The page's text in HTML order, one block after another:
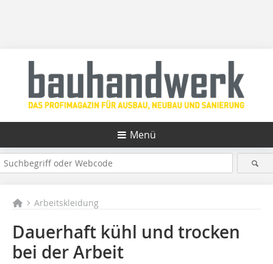
Menü
Arbeitskleidung
Dauerhaft kühl und trocken
bei der Arbeit